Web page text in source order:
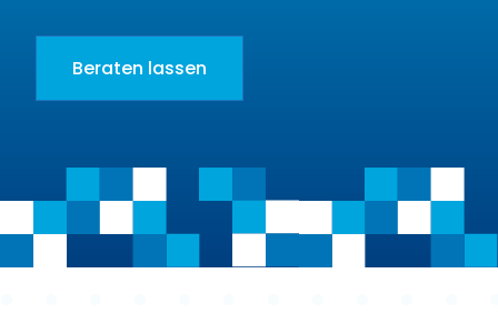
Beraten lassen